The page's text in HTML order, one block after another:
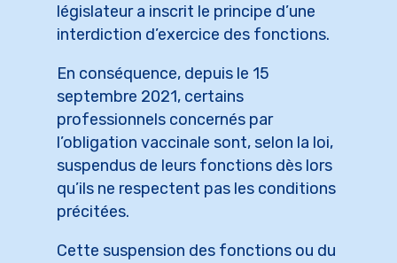
législateur a inscrit le principe d’une
interdiction d’exercice des fonctions.
En conséquence, depuis le 15
septembre 2021, certains
professionnels concernés par
l’obligation vaccinale sont, selon la loi,
suspendus de leurs fonctions dès lors
qu’ils ne respectent pas les conditions
précitées.
Cette suspension des fonctions ou du